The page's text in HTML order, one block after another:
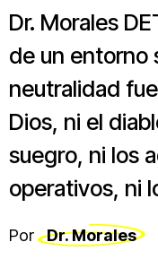
Dr. Morales
de un entorno
neutralidad
Dios, ni el
suegro, ni los administrativos, ni los
operativos, ni
Por Dr. Morales